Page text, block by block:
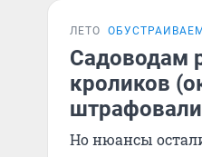
ЛЕТО
Садоводам
кроликов
Но нюансы